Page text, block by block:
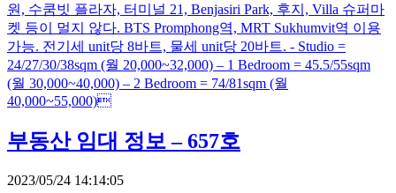
원, 수쿰빗 플라자, 터미널 21, Benjasiri Park, 후지, Villa 슈퍼마
켓 등이 멀지 않다. BTS Promphong역, MRT Sukhumvit역 이용
가능. 전기세 unit당 8바트, 물세 unit당 20바트. - Studio =
24/27/30/38sqm (월 20,000~32,000) – 1 Bedroom = 45.5/55sqm
(월 30,000~40,000) – 2 Bedroom = 74/81sqm (월
40,000~55,000)
부동산 임대 정보 – 657호
2023/05/24 14:14:05